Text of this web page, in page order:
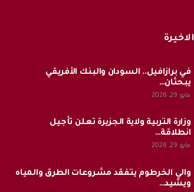
في برازافيل.. السودان والبنك الأفريقي
يبحثان…
مايو 29, 2026
وزارة التربية ولاية الجزيرة تعلن تأجيل
انطلاقة…
مايو 29, 2026
والي الخرطوم يتفقد مشروعات الطرق والمياه
ويشيد…